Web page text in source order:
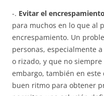
-. Evitar el encrespamiento
para muchos en lo que al
encrespamiento. Un
personas, especialmente
o rizado, y que no
embargo, también en
buen ritmo para obtener